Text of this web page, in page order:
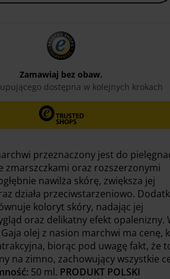
przeznaczony jest do
zmarszczkami oraz rozszerzonymi
nawilża skórę, zwiększa jej
działa przeciwstarzeniowo.
koloryt skóry, nadając jej
oraz delikatny efekt opalenizny.
olej z nasion marchwi ma cenę,
biorąc pod uwagę fakt, że
na zimno, zachowujący wszystkie
50 ml. PRODUKT POLSKI